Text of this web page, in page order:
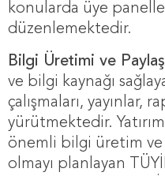
konularda üye
düzenlemektedir.
Bilgi Üretimi ve
ve bilgi kaynağı
çalışmaları, yayınlar,
yürütmektedir.
önemli bilgi üretim ve
olmayı planlayan